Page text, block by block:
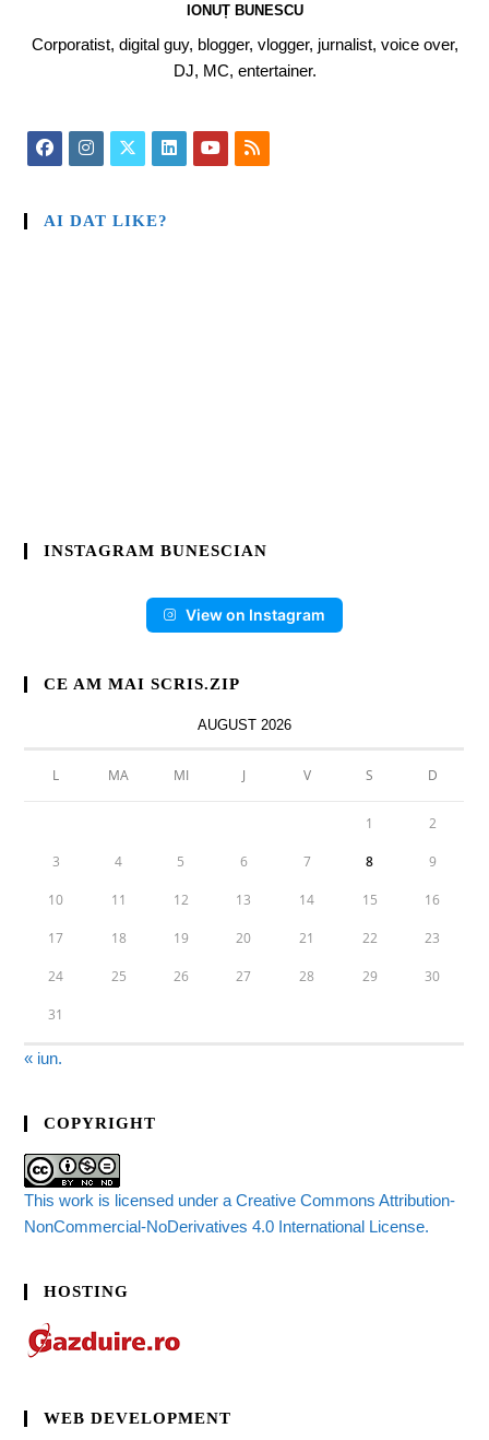
IONUȚ BUNESCU
Corporatist, digital guy, blogger, vlogger, jurnalist, voice over,
DJ, MC, entertainer.
AI DAT LIKE?
INSTAGRAM BUNESCIAN
View on Instagram
CE AM MAI SCRIS.ZIP
AUGUST 2026
L MA MI J V S D
1 2
3 4 5 6 7 8 9
10 11 12 13 14 15 16
17 18 19 20 21 22 23
24 25 26 27 28 29 30
31
« iun.
COPYRIGHT
This work is licensed under a Creative Commons Attribution-
NonCommercial-NoDerivatives 4.0 International License.
HOSTING
WEB DEVELOPMENT